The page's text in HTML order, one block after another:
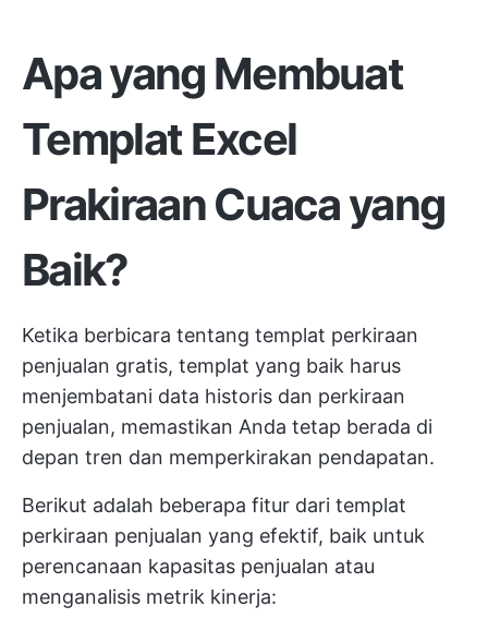
Apa yang Membuat
Templat Excel
Prakiraan Cuaca yang
Baik?
Ketika berbicara tentang templat perkiraan
penjualan gratis, templat yang baik harus
menjembatani data historis dan perkiraan
penjualan, memastikan Anda tetap berada di
depan tren dan memperkirakan pendapatan.
Berikut adalah beberapa fitur dari templat
perkiraan penjualan yang efektif, baik untuk
perencanaan kapasitas penjualan atau
menganalisis metrik kinerja: